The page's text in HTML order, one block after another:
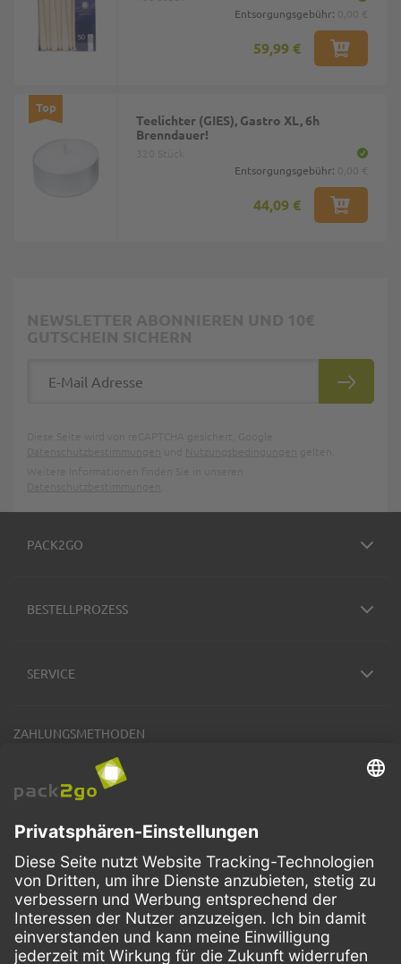
Entsorgungsgebühr:
59,99 €
Top
Teelichter (GIES), Gastro XL, 6h
Brenndauer!
Entsorgungsgebühr:
44,09 €
PACK2GO
BESTELLPROZESS
SERVICE
ZAHLUNGSMETHODEN
VERSANDARTEN
FacebookInstagramLinkedIn